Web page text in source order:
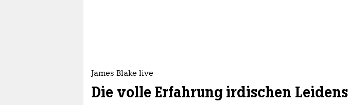
James Blake live
Die volle Erfahrung irdischen Leidens